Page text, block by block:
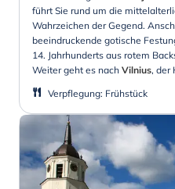
führt Sie rund um die
Wahrzeichen der Gegend.
beeindruckende gotische
14. Jahrhunderts aus rotem
Weiter geht es nach Vilnius, der
Verpflegung: Frühstück